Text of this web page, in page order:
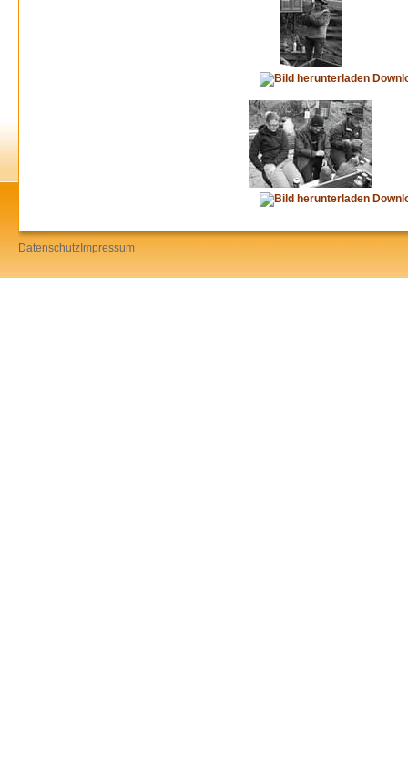
Datenschutz Impressum